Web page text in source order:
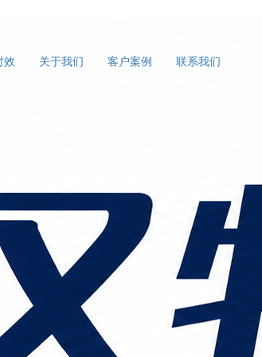
效 关于我们 客户案例 联系我们
“定制化方案”跨越山